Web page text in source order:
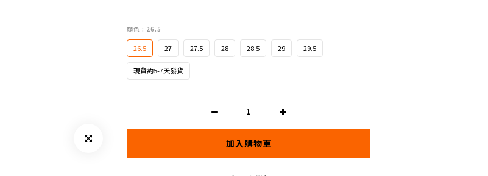
顏色 : 26.5
26.5 27 27.5 28 28.5 29 29.5
現貨約5-7天發貨
加入購物車